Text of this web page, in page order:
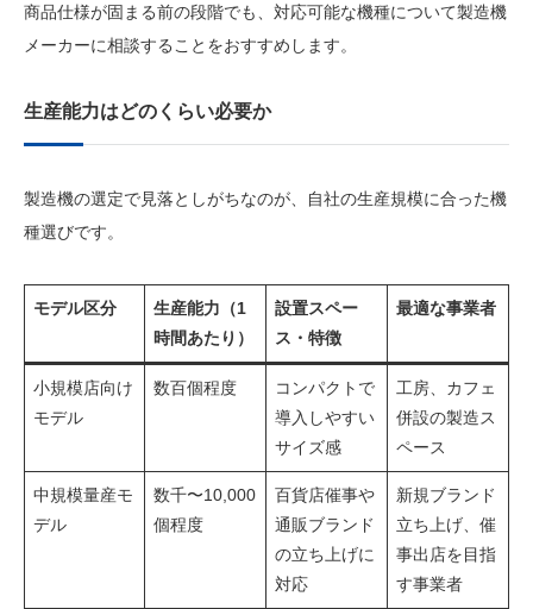
商品仕様が固まる前の段階でも、対応可能な機種について製造機
メーカーに相談することをおすすめします。
生産能力はどのくらい必要か
製造機の選定で見落としがちなのが、自社の生産規模に合った機
種選びです。
モデル区分
生産能力（1
時間あたり）
設置スペー
ス・特徴
最適な事業者
小規模店向け
モデル
数百個程度
コンパクトで
導入しやすい
サイズ感
工房、カフェ
併設の製造ス
ペース
中規模量産モ
デル
数千〜10,000
個程度
百貨店催事や
通販ブランド
の立ち上げに
対応
新規ブランド
立ち上げ、催
事出店を目指
す事業者